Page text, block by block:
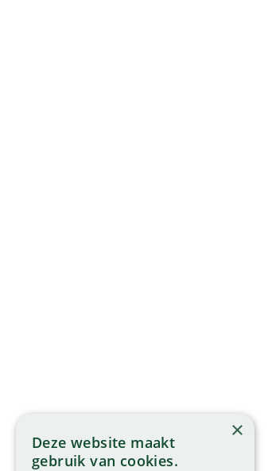
×
Deze website maakt
gebruik van cookies.